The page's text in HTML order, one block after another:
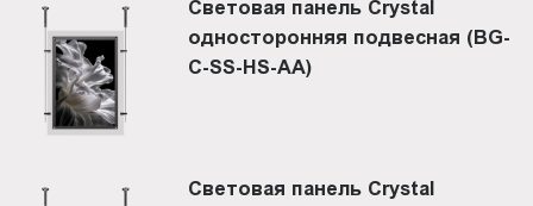
Световая панель Crystal
односторонняя подвесная (BG-
C-SS-HS-AА)
Световая панель Crystal